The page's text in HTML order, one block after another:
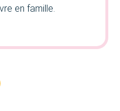
en famille.